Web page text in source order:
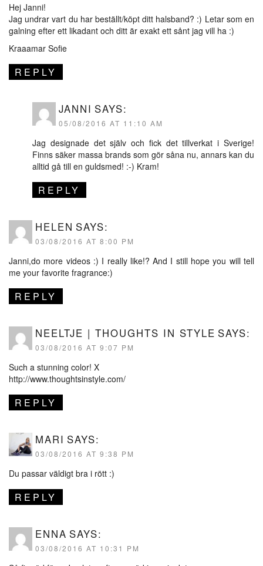
Hej Janni!
Jag undrar vart du har beställt/köpt ditt halsband? :) Letar som en
galning efter ett likadant och ditt är exakt ett sånt jag vill ha :)
Kraaamar Sofie
REPLY
JANNI SAYS:
05/08/2016 AT 11:10 AM
Jag designade det själv och fick det tillverkat i Sverige!
Finns säker massa brands som gör såna nu, annars kan du
alltid gå till en guldsmed! :-) Kram!
REPLY
HELEN SAYS:
03/08/2016 AT 8:00 PM
Janni,do more videos :) I really like!? And I still hope you will tell
me your favorite fragrance:)
REPLY
NEELTJE | THOUGHTS IN STYLE SAYS:
03/08/2016 AT 9:07 PM
Such a stunning color! X
http://www.thoughtsinstyle.com/
REPLY
MARI SAYS:
03/08/2016 AT 9:38 PM
Du passar väldigt bra i rött :)
REPLY
ENNA SAYS:
03/08/2016 AT 10:31 PM